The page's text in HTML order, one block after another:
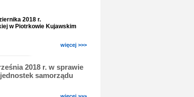
2018 r.
w Piotrkowie Kujawskim
więcej >>>
2018 r. w sprawie
samorządu